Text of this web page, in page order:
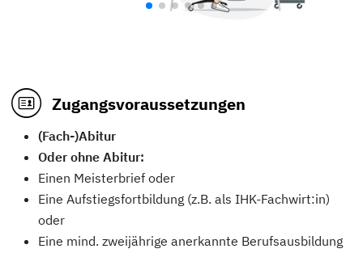
Zugangsvoraussetzungen
(Fach-)Abitur
Oder ohne Abitur:
Einen Meisterbrief oder
Eine Aufstiegsfortbildung (z.B. als IHK-Fachwirt:in)
oder
Eine mind. zweijährige anerkannte Berufsausbildung